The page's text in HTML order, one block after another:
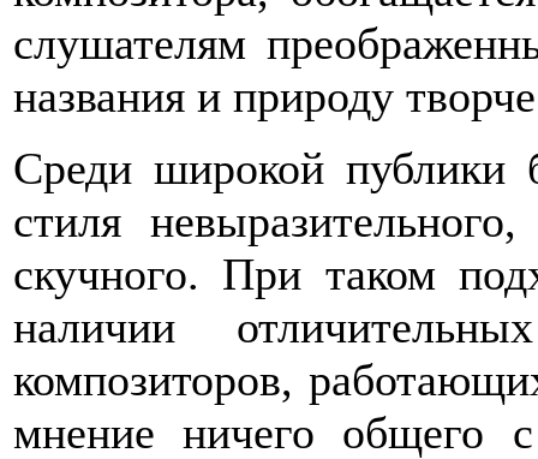
слушателям
названия и природу
Среди широкой публики
стиля
скучного. При таком
наличии
композиторов,
мнение ничего общего